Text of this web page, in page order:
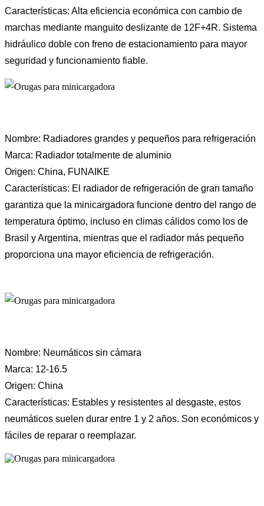
Características: Alta eficiencia económica con cambio de
marchas mediante manguito deslizante de 12F+4R. Sistema
hidráulico doble con freno de estacionamiento para mayor
seguridad y funcionamiento fiable.
Nombre: Radiadores grandes y pequeños para refrigeración
Marca: Radiador totalmente de aluminio
Origen: China, FUNAIKE
Características: El radiador de refrigeración de gran tamaño
garantiza que la minicargadora funcione dentro del rango de
temperatura óptimo, incluso en climas cálidos como los de
Brasil y Argentina, mientras que el radiador más pequeño
proporciona una mayor eficiencia de refrigeración.
Nombre: Neumáticos sin cámara
Marca: 12-16.5
Origen: China
Características: Estables y resistentes al desgaste, estos
neumáticos suelen durar entre 1 y 2 años. Son económicos y
fáciles de reparar o reemplazar.